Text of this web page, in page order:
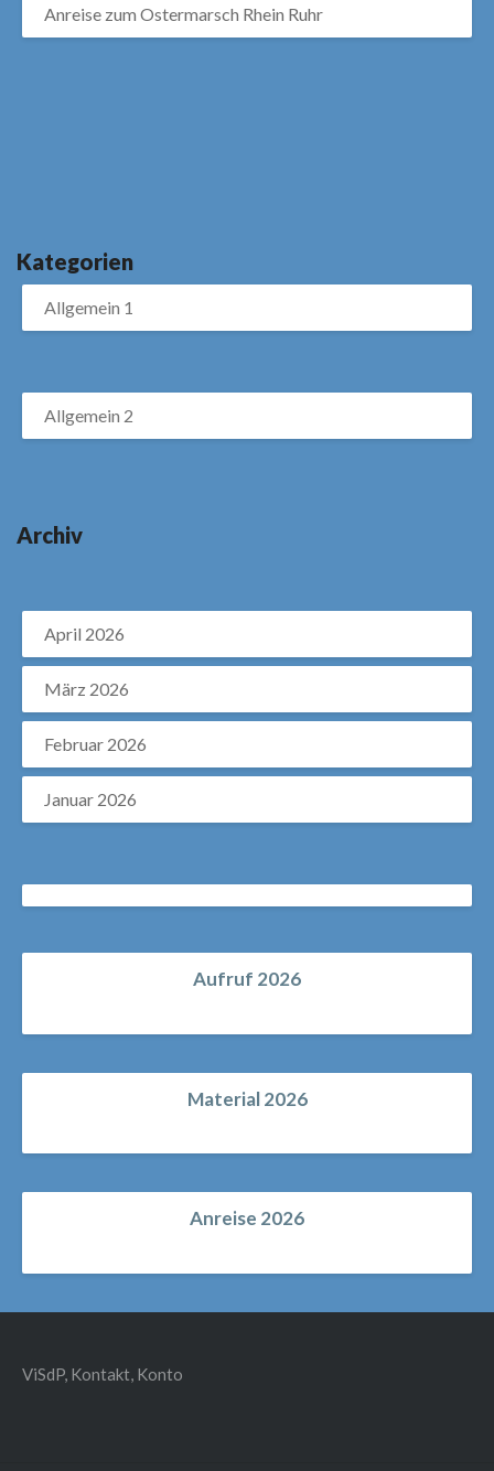
Anreise zum Ostermarsch Rhein Ruhr
Kategorien
Allgemein 1
Allgemein 2
Archiv
April 2026
März 2026
Februar 2026
Januar 2026
Aufruf 2026
Material 2026
Anreise 2026
ViSdP, Kontakt, Konto